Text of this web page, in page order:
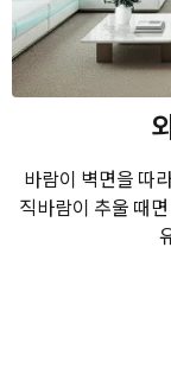
바람이 벽면을 따
직바람이 추울 때